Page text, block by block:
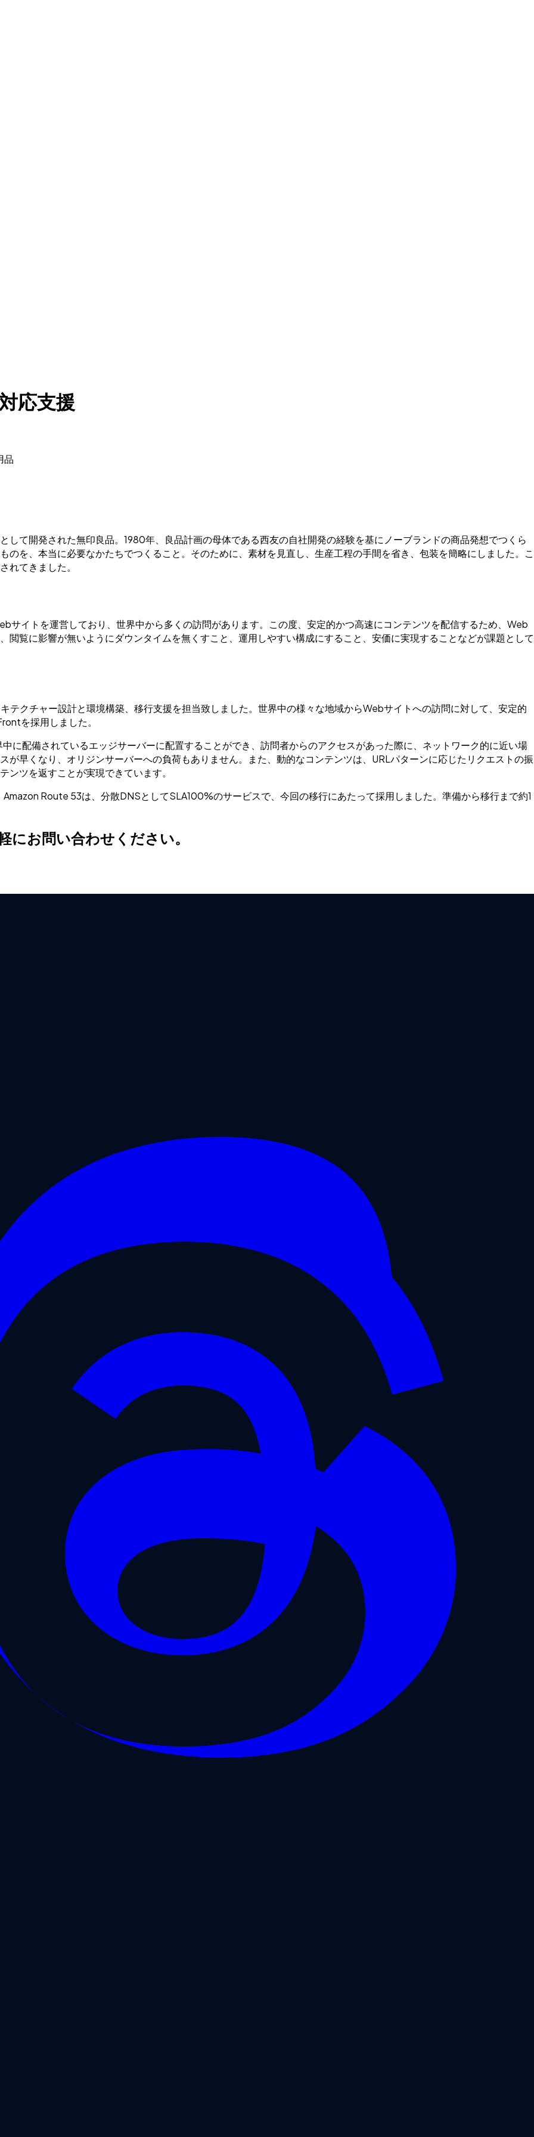
応支援
品
して開発された無印良品。1980年、良品計画の母体である西友の自社開発の経験を基にノーブランドの商品発想でつくら
を、本当に必要なかたちでつくること。そのために、素材を見直し、生産工程の手間を省き、包装を簡略にしました。こ
れてきました。
サイトを運営しており、世界中から多くの訪問があります。この度、安定的かつ高速にコンテンツを配信するため、Web
閲覧に影響が無いようにダウンタイムを無くすこと、運用しやすい構成にすること、安価に実現することなどが課題として
テクチャー設計と環境構築、移行支援を担当致しました。世界中の様々な地域からWebサイトへの訪問に対して、安定的
を採用しました。
に配備されているエッジサーバーに配置することができ、訪問者からのアクセスがあった際に、ネットワーク的に近い場
が早くなり、オリジンサーバーへの負荷もありません。また、動的なコンテンツは、URLパターンに応じたリクエストの振
ツを返すことが実現できています。
Route 53は、分散DNSとしてSLA100%のサービスで、今回の移行にあたって採用しました。準備から移行まで約1
お問い合わせください。